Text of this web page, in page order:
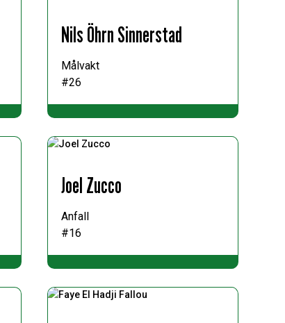
Nils Öhrn Sinnerstad
Målvakt
#26
Joel Zucco
Anfall
#16